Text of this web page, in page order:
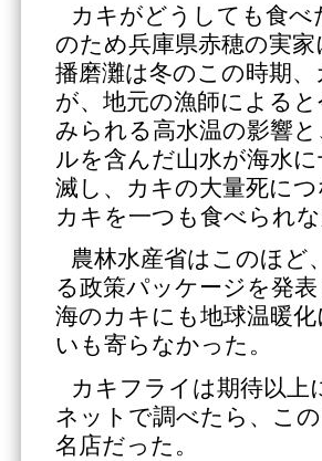
カキがどうしても食べ
のため兵庫県赤穂の実
播磨灘は冬のこの時期
が、地元の漁師による
みられる高水温の影響
ルを含んだ山水が海水
滅し、カキの大量死に
カキを一つも食べられな
農林水産省はこのほど
る政策パッケージを発
海のカキにも地球温暖
いも寄らなかった。
カキフライは期待以上
ネットで調べたら、こ
名店だった。